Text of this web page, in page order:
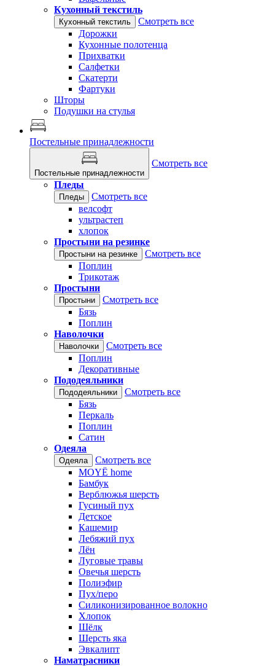
Кухонный текстиль
Кухонный текстиль
Смотреть все
Дорожки
Кухонные полотенца
Прихватки
Салфетки
Скатерти
Фартуки
Шторы
Подушки на стулья
Постельные принадлежности
Постельные принадлежности
Смотреть все
Пледы
Пледы
Смотреть все
велсофт
ультрастеп
хлопок
Простыни на резинке
Простыни на резинке
Смотреть все
Поплин
Трикотаж
Простыни
Простыни
Смотреть все
Бязь
Поплин
Наволочки
Наволочки
Смотреть все
Поплин
Декоративные
Пододеяльники
Пододеяльники
Смотреть все
Бязь
Перкаль
Поплин
Сатин
Одеяла
Одеяла
Смотреть все
MOYЁ home
Бамбук
Верблюжья шерсть
Гусиный пух
Детское
Кашемир
Лебяжий пух
Лён
Луговые травы
Овечья шерсть
Полиэфир
Пух/перо
Силиконизированное волокно
Хлопок
Шёлк
Шерсть яка
Эвкалипт
Наматрасники